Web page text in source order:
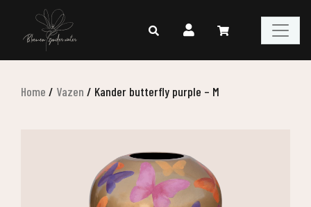
Home / Vazen / Kander butterfly purple – M